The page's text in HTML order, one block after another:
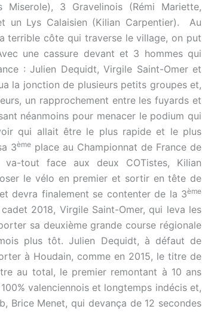
3 Gravelinois (Rémi Mariette,
un Lys Calaisien (Kilian Carpentier). Au
terrible côte qui traverse le village, on put
une cassure devant et 3 hommes qui
: Julien Dequidt, Virgile Saint-Omer et
la jonction de plusieurs petits groupes et,
un rapprochement entre les fuyards et
néanmoins pour menacer le podium qui
qui allait être le plus rapide et le plus
3ème place au Championnat de France de
tout face aux deux COTistes, Kilian
le vélo en premier et sortir en tête de
devra finalement se contenter de la 3ème
2018, Virgile Saint-Omer, qui leva les
sa deuxième grande course régionale
plus tôt. Julien Dequidt, à défaut de
à Houdain, comme en 2015, le titre de
au total, le premier remontant à 10 ans
valenciennois et longtemps indécis et,
Brice Menet, qui devança de 12 secondes